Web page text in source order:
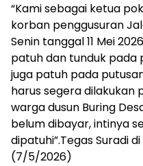
“Kami sebagai ketua
korban penggusuran
Senin tanggal 11 Mei
patuh dan tunduk pada
juga patuh pada
harus segera dilakukan
warga dusun Buring
belum dibayar, intinya
dipatuhi”.Tegas Suradi
(7/5/2026)